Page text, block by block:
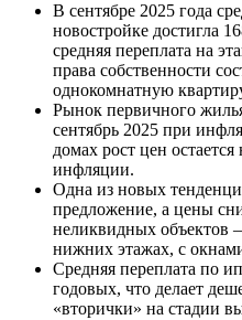
В сентябре 2025 года
новостройке достигла
средняя переплата на
права собственности
однокомнатную
Рынок первичного
сентябрь 2025 при
домах рост цен
инфляции.
Одна из новых
предложение, а цены
неликвидных объектов
нижних этажах, с
Средняя переплата по
годовых, что делает
«вторички» на стадии